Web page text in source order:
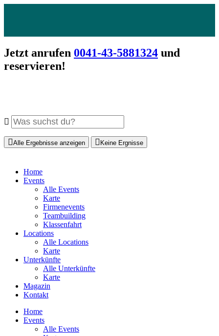
Jetzt anrufen 0041-43-5881324 und
reservieren!
Alle Ergebnisse anzeigen Keine Ergnisse
Home
Events
Alle Events
Karte
Firmenevents
Teambuilding
Klassenfahrt
Locations
Alle Locations
Karte
Unterkünfte
Alle Unterkünfte
Karte
Magazin
Kontakt
Home
Events
Alle Events